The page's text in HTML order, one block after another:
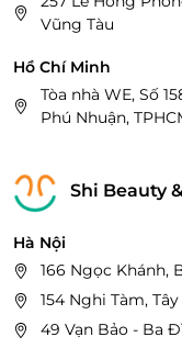
Vũng Tàu
Hồ Chí Minh
Tòa nhà WE, Số
Phú Nhuận,
Shi Beauty
Hà Nội
166 Ngọc Khánh,
154 Nghi Tàm,
49 Vạn Bảo - Ba